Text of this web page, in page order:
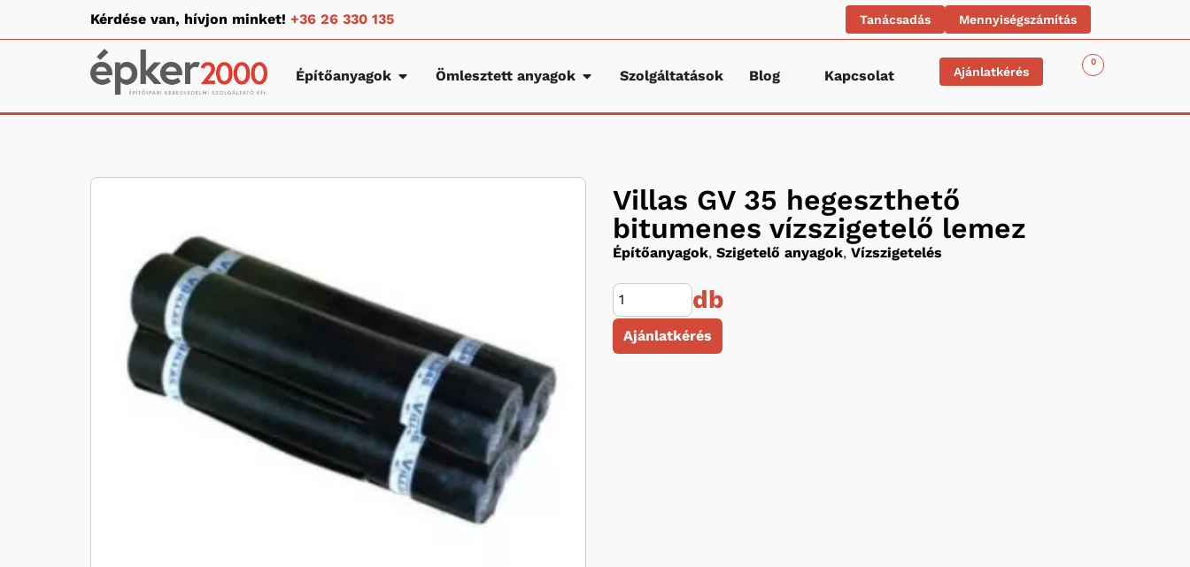
Kérdése van, hívjon minket! +36 26 330 135 Tanácsadás Mennyiségszámítás
Építőanyagok Ömlesztett anyagok Szolgáltatások Blog Kapcsolat Ajánlatkérés
0
Villas GV 35 hegeszthető
bitumenes vízszigetelő lemez
Építőanyagok, Szigetelő anyagok, Vízszigetelés
db
Ajánlatkérés